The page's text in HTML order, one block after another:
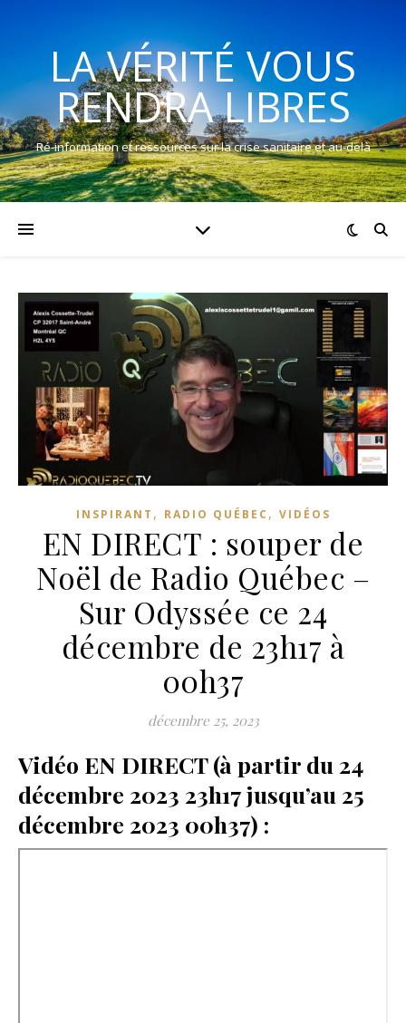
LA VÉRITÉ VOUS
RENDRA LIBRES
Ré-information et ressources sur la crise sanitaire et au-delà
INSPIRANT , RADIO QUÉBEC , VIDÉOS
EN DIRECT : souper de
Noël de Radio Québec –
Sur Odyssée ce 24
décembre de 23h17 à
00h37
décembre 25, 2023
Vidéo EN DIRECT (à partir du 24
décembre 2023 23h17 jusqu’au 25
décembre 2023 00h37) :